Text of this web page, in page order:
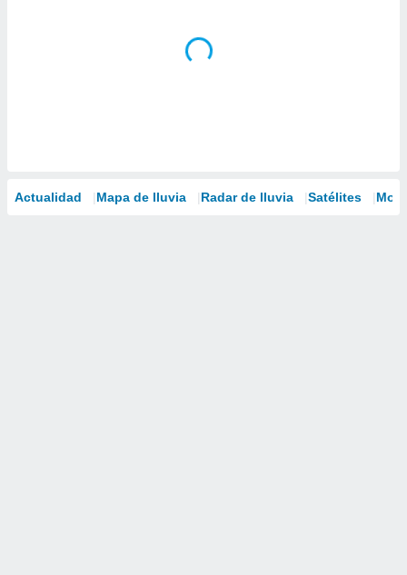
Actualidad Mapa de lluvia Radar de lluvia Satélites